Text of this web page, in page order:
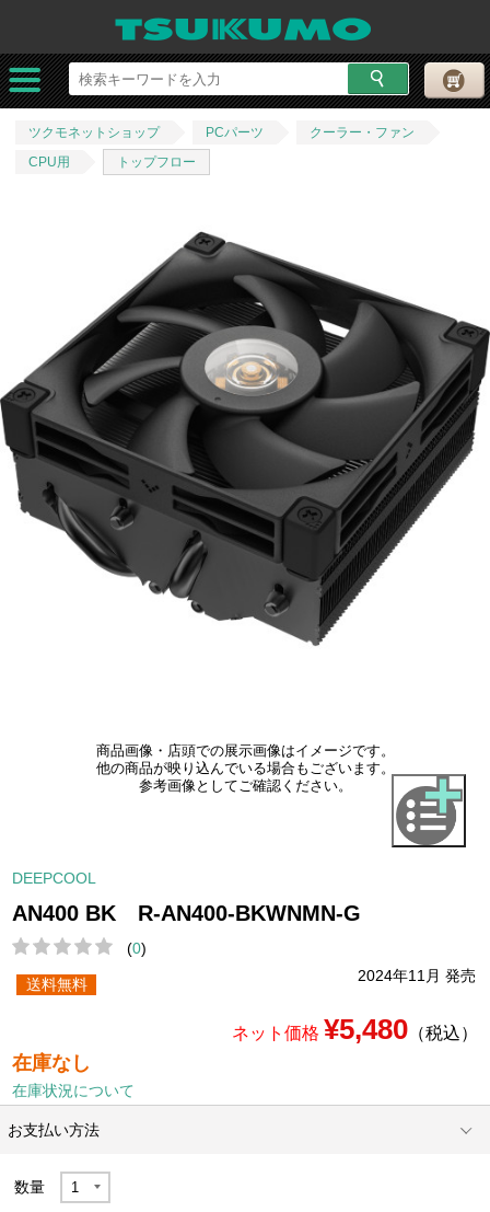
ツクモネットショップ PCパーツ
クーラー・ファン
CPU用
トップフロー
商品画像・店頭での展示画像はイメージです。
他の商品が映り込んでいる場合もございます。
参考画像としてご確認ください。
DEEPCOOL
AN400 BK R-AN400-BKWNMN-G
(0)
2024年11月 発売
送料無料
ネット価格 ¥5,480（税込）
在庫なし
在庫状況について
お支払い方法
数量